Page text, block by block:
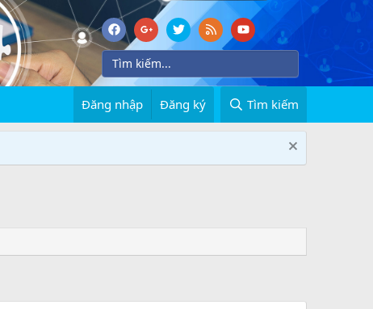
Đăng nhập Đăng ký Tìm kiếm